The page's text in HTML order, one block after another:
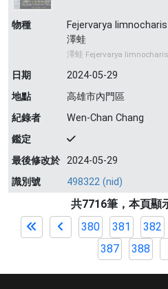
物種
Fejervarya limnocharis
澤蛙
澤蛙 Fejervarya limnocharis
日期
2024-05-29
地點
高雄市內門區
紀錄者
Wen-Chan Chang
鑑定
最後修改於 2024-05-29
識別號
498322 (nid)
共7716筆，本頁顯
380
381 382
387
388